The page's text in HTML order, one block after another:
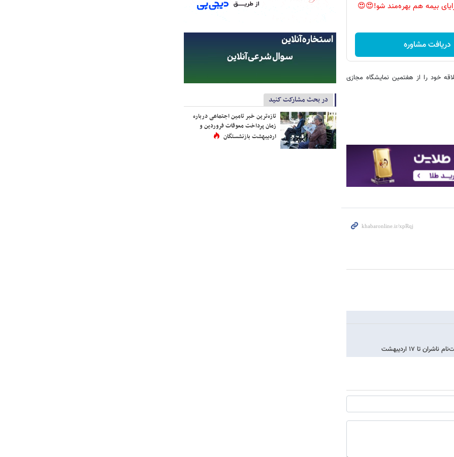
بیمه هم بهره‌مند شو!😍😍
دریافت مشاوره
به صورت ۲۴ساعته آثار مورد علاقه خود را از هفتمین نمایشگاه مجازی
در بحث مشارکت کنید
تازه‌ترین خبر تامین اجتماعی درباره
زمان پرداخت معوقات فروردین و
اردیبهشت بازنشستگان